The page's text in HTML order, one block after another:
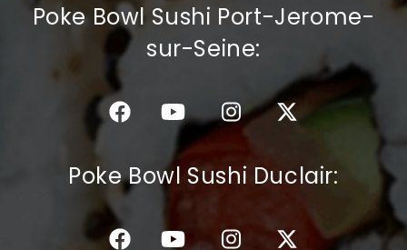
Poke Bowl Sushi Port-Jerome-
sur-Seine:
Poke Bowl Sushi Duclair: